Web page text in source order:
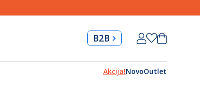
B2B Korpa
Akcija!NovoOutlet